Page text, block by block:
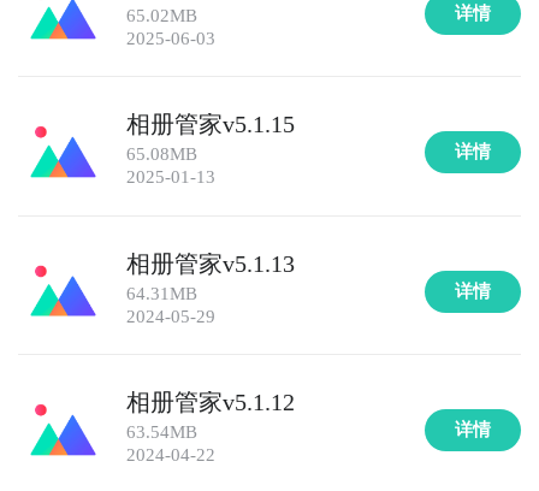
9. 《照片魔法师》：照片魔法师是一款强大的摄影图像
10. 《美图册》：美图册是一款专注于相册管理和美化
的应用，用户可以轻松创建个性化的相册，并使用丰富
65.02MB
2025-06-03
详情
相册管家v5.1.15
65.08MB
2025-01-13
详情
相册管家v5.1.13
64.31MB
2024-05-29
详情
相册管家v5.1.12
63.54MB
2024-04-22
详情